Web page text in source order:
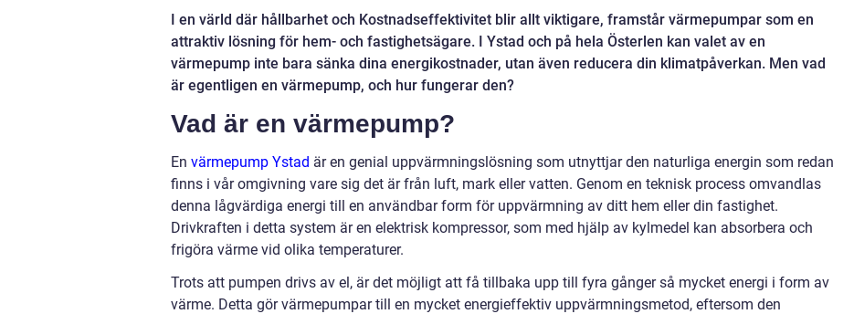
I en värld där hållbarhet och Kostnadseffektivitet blir allt viktigare, framstår värmepumpar som en
attraktiv lösning för hem- och fastighetsägare. I Ystad och på hela Österlen kan valet av en
värmepump inte bara sänka dina energikostnader, utan även reducera din klimatpåverkan. Men vad
är egentligen en värmepump, och hur fungerar den?
Vad är en värmepump?
En värmepump Ystad är en genial uppvärmningslösning som utnyttjar den naturliga energin som redan
finns i vår omgivning vare sig det är från luft, mark eller vatten. Genom en teknisk process omvandlas
denna lågvärdiga energi till en användbar form för uppvärmning av ditt hem eller din fastighet.
Drivkraften i detta system är en elektrisk kompressor, som med hjälp av kylmedel kan absorbera och
frigöra värme vid olika temperaturer.
Trots att pumpen drivs av el, är det möjligt att få tillbaka upp till fyra gånger så mycket energi i form av
värme. Detta gör värmepumpar till en mycket energieffektiv uppvärmningsmetod, eftersom den